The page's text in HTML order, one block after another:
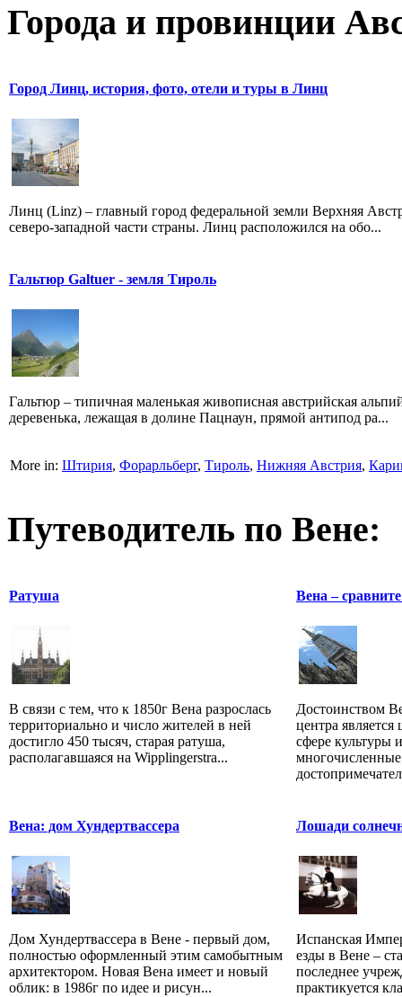
Города и провинции
Город Линц, история, фото, отели и туры в Линц
Линц (Linz) – главный город федеральной земли Верхняя
северо-западной части страны. Линц расположился на обо...
Гальтюр Galtuer - земля Тироль
Гальтюр – типичная маленькая живописная австрийская
деревенька, лежащая в долине Пацнаун, прямой антипод ра...
More in: Штирия, Форарльберг, Тироль, Нижняя Австрия,
Путеводитель по Вене:
Ратуша
В связи с тем, что к 1850г Вена разрослась
территориально и число жителей в ней
достигло 450 тысяч, старая ратуша,
располагавшаяся на Wipplingerstra...
Вена –
Достоинством
центра
сфере культуры
Вена: дом Хундертвассера
Дом Хундертвассера в Вене - первый дом,
полностью оформленный этим самобытным
архитектором. Новая Вена имеет и новый
облик: в 1986г по идее и рисун...
Лошади
Испанская
езды в Вене –
последнее
практикуется